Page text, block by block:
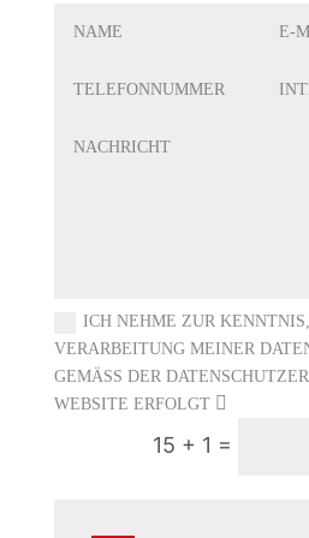
ICH NEHME ZUR
VERARBEITUNG MEINER
EMÄSS DER
BSITE ERFOLGT
15 + 1 =